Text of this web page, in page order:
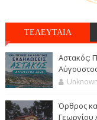
ΤΕΛΕΥΤΑΙΑ
Αστακός:
Unknown
Όρθρος
Γεωργίου